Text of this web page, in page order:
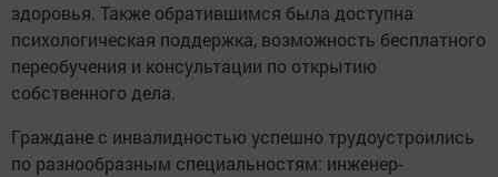
здоровья. Также обратившимся была доступна
психологическая поддержка, возможность бесплатного
переобучения и консультации по открытию
собственного дела.
Граждане с инвалидностью успешно трудоустроились
по разнообразным специальностям: инженер-